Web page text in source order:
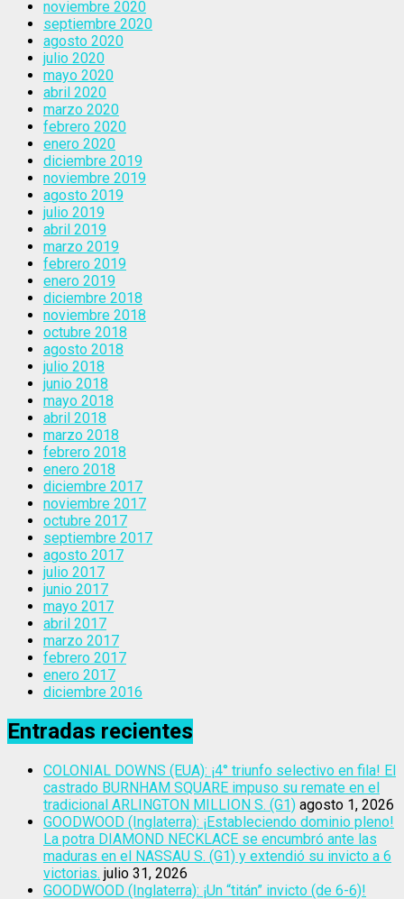
noviembre 2020
septiembre 2020
agosto 2020
julio 2020
mayo 2020
abril 2020
marzo 2020
febrero 2020
enero 2020
diciembre 2019
noviembre 2019
agosto 2019
julio 2019
abril 2019
marzo 2019
febrero 2019
enero 2019
diciembre 2018
noviembre 2018
octubre 2018
agosto 2018
julio 2018
junio 2018
mayo 2018
abril 2018
marzo 2018
febrero 2018
enero 2018
diciembre 2017
noviembre 2017
octubre 2017
septiembre 2017
agosto 2017
julio 2017
junio 2017
mayo 2017
abril 2017
marzo 2017
febrero 2017
enero 2017
diciembre 2016
Entradas recientes
COLONIAL DOWNS (EUA): ¡4° triunfo selectivo en fila! El
castrado BURNHAM SQUARE impuso su remate en el
tradicional ARLINGTON MILLION S. (G1) agosto 1, 2026
GOODWOOD (Inglaterra): ¡Estableciendo dominio pleno!
La potra DIAMOND NECKLACE se encumbró ante las
maduras en el NASSAU S. (G1) y extendió su invicto a 6
victorias. julio 31, 2026
GOODWOOD (Inglaterra): ¡Un “titán” invicto (de 6-6)!